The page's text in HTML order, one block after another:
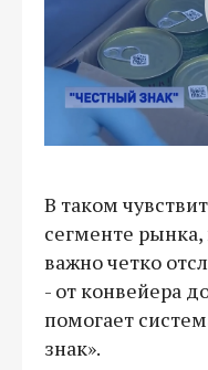
В таком
сегменте
важно четко
- от конвейера
помогает
знак».